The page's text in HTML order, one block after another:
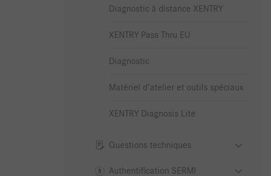
Diagnostic à distance XENTRY
XENTRY Pass Thru EU
Diagnostic
Matériel d’atelier et outils spéciaux
XENTRY Diagnosis Lite
Questions techniques
Authentification SERMI